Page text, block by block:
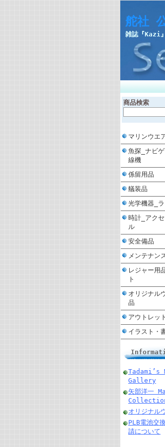
舵社
雑誌『Kazi
商品検索
マリンウエ
魚探_ナビ
線機
係留用品
艤装品
光学機器_
時計_アク
ル
安全備品
メンテナン
レジャー用
ト
オリジナル
品
アウトレッ
イラスト・
Tadami’s
Gallery
矢部洋一
オリジナル
PLB電池交
請について